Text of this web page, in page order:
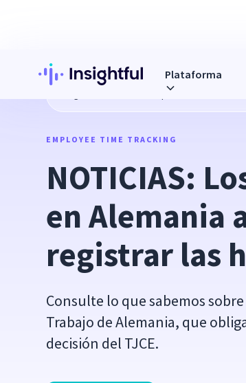
Plataforma
NOTICIAS: Los empleadores en
EMPLOYEE TIME TRACKING
NOTICIAS:
en Alemania
registrar las
Consulte lo que sabemos
Trabajo de Alemania, que
decisión del TJCE.